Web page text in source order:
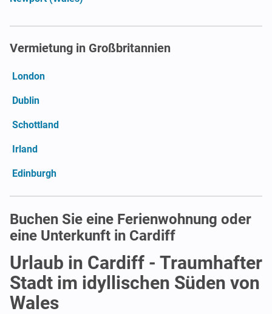
Vermietung in Großbritannien
London
Dublin
Schottland
Irland
Edinburgh
Buchen Sie eine Ferienwohnung oder
eine Unterkunft in Cardiff
Urlaub in Cardiff - Traumhafter
Stadt im idyllischen Süden von
Wales